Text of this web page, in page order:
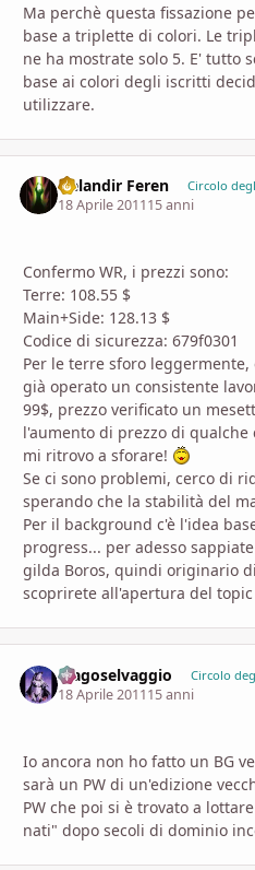
Ma perchè questa fissazione
base a triplette di colori. Le
ne ha mostrate solo 5. E' tutto
base ai colori degli iscritti
utilizzare.
Nelandir Feren Circolo
18 Aprile 201115 anni
Confermo WR, i prezzi sono:
Terre: 108.55 $
Main+Side: 128.13 $
Codice di sicurezza: 679f0301
Per le terre sforo
già operato un consistente
99$, prezzo verificato un
l'aumento di prezzo di
mi ritrovo a sforare!
Se ci sono problemi, cerco di
sperando che la stabilità del
Per il background c'è l'idea
progress... per adesso
gilda Boros, quindi originario
scoprirete all'apertura del
Magoselvaggio Circolo
18 Aprile 201115 anni
Io ancora non ho fatto un BG
sarà un PW di un'edizione
PW che poi si è trovato a
nati" dopo secoli di dominio